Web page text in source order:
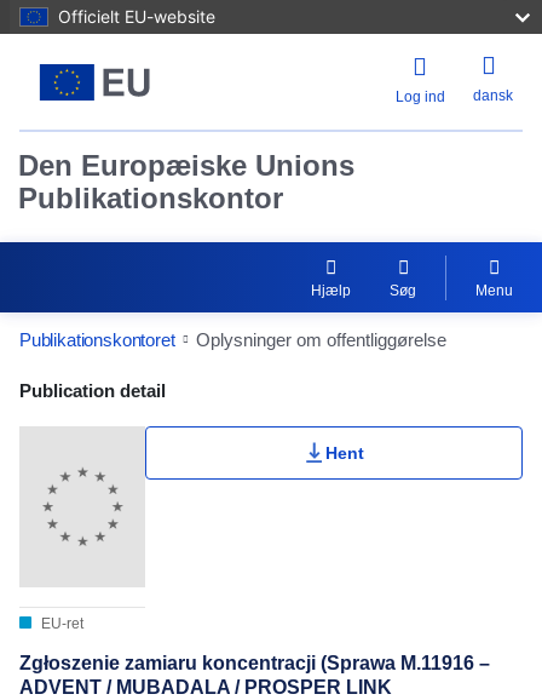
Officielt EU-website
Log ind dansk
Den Europæiske Unions
Publikationskontor
Hjælp Søg Menu
Publikationskontoret Oplysninger om offentliggørelse
Publication Detail Actions Portlet
Publication detail
EU-ret
Hent
Zgłoszenie zamiaru koncentracji (Sprawa M.11916 –
ADVENT / MUBADALA / PROSPER LINK